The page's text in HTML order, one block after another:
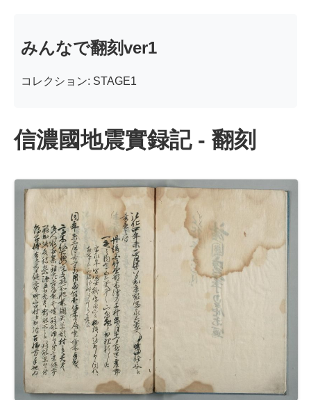
みんなで翻刻ver1
コレクション: STAGE1
信濃國地震實録記 - 翻刻